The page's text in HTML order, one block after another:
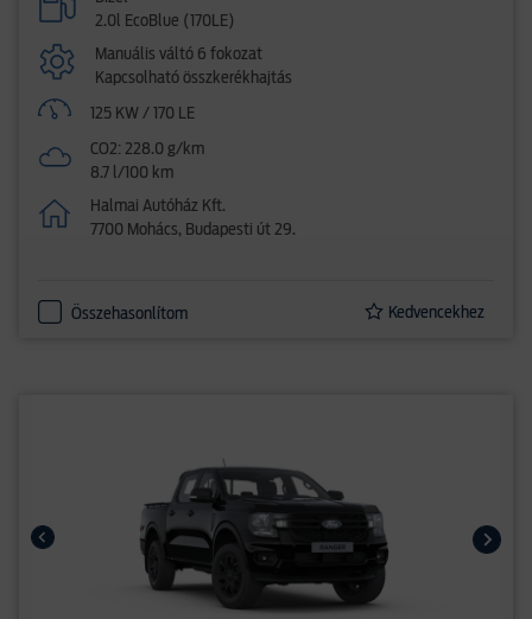
2.0l EcoBlue (170LE)
Manuális váltó 6 fokozat
Kapcsolható összkerékhajtás
125 KW / 170 LE
CO2: 228.0 g/km
8.7 l/100 km
Halmai Autóház Kft.
7700 Mohács, Budapesti út 29.
Összehasonlítom Kedvencekhez